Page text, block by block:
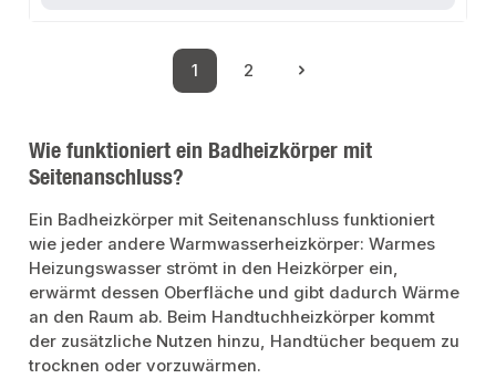
Seite
1
Seite
2
Wie funktioniert ein Badheizkörper mit
Seitenanschluss?
Ein Badheizkörper mit Seitenanschluss funktioniert
wie jeder andere Warmwasserheizkörper: Warmes
Heizungswasser strömt in den Heizkörper ein,
erwärmt dessen Oberfläche und gibt dadurch Wärme
an den Raum ab. Beim Handtuchheizkörper kommt
der zusätzliche Nutzen hinzu, Handtücher bequem zu
trocknen oder vorzuwärmen.